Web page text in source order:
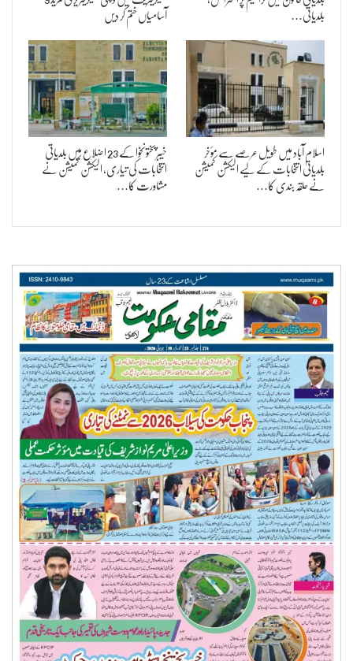
بلدیاتی…
آسامیاں ختم کر دیں
اسلام آباد میں طویل عرصے سے مؤخر
بلدیاتی انتخابات کے لیے الیکشن کمیشن
نے حلقہ بندی کا…
خیبرپختونخوا کے 23 اضلاع میں بلدیاتی
انتخابات کی تیاری، الیکشن کمیشن نے
مشاورت کا…